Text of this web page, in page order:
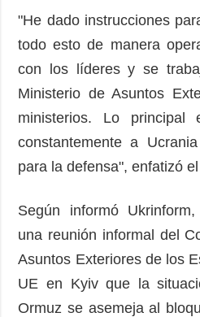
"He dado instrucciones
todo esto de manera
con los líderes y se
Ministerio de Asuntos
ministerios. Lo principal
constantemente a
para la defensa", enfatizó
Según informó
una reunión informal del
Asuntos Exteriores de los
UE en Kyiv que la
Ormuz se asemeja al